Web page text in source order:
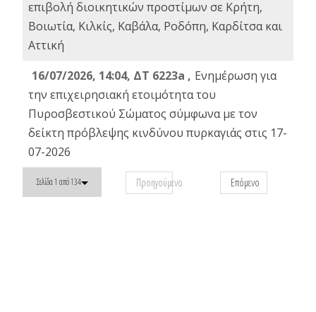
επιβολή διοικητικών προστίμων σε Κρήτη,
Βοιωτία, Κιλκίς, Καβάλα, Ροδόπη, Καρδίτσα και
Αττική
16/07/2026, 14:04, ΔΤ 6223a , Ενημέρωση για
την επιχειρησιακή ετοιμότητα του
Πυροσβεστικού Σώματος σύμφωνα με τον
δείκτη πρόβλεψης κινδύνου πυρκαγιάς στις 17-
07-2026
Σελίδα 1 από 134 Προηγούμενο Επόμενο